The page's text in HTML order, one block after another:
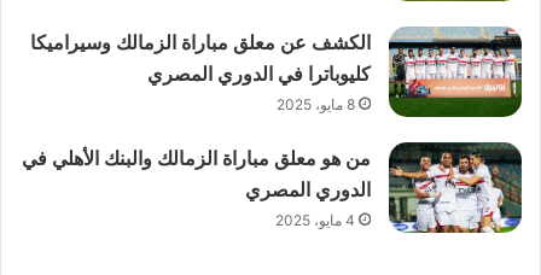
الكشف عن معلق مباراة الزمالك وسيراميكا
كليوباترا في الدوري المصري
8 مايو، 2025
من هو معلق مباراة الزمالك والبنك الأهلي في
الدوري المصري
4 مايو، 2025